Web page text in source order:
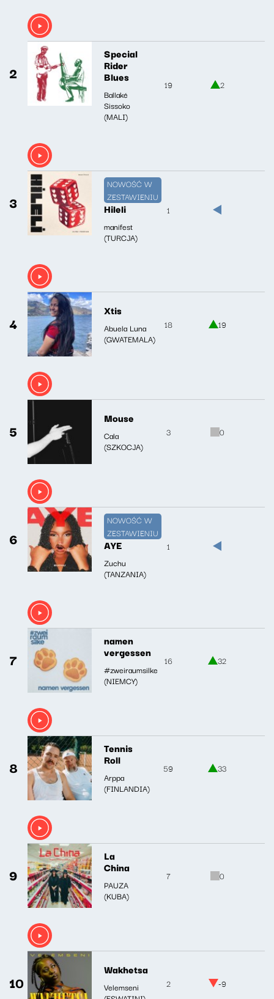
2
Special
Rider
Blues
Ballaké
Sissoko
(MALI)
19 2
3
NOWOŚĆ W
ZESTAWIENIU
Hileli
manifest
(TURCJA)
1
4
Xtis
Abuela Luna
(GWATEMALA)
18 19
5
Mouse
Cala
(SZKOCJA)
3 0
6
NOWOŚĆ W
ZESTAWIENIU
AYE
Zuchu
(TANZANIA)
1
7
namen
vergessen
#zweiraumsilke
(NIEMCY)
16 32
8
Tennis
Roll
Arppa
(FINLANDIA)
59 33
9
La
China
PAUZA
(KUBA)
7 0
10
Wakhetsa
Velemseni
2 -9